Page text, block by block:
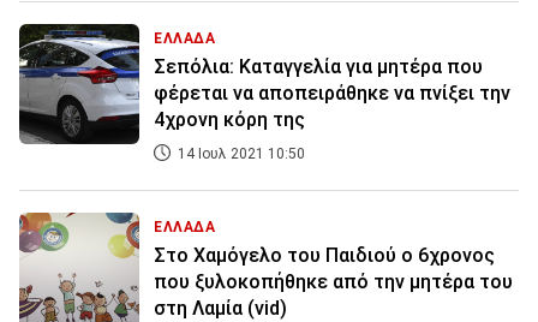
ΕΛΛΑΔΑ
Σεπόλια: Καταγγελία για μητέρα που
φέρεται να αποπειράθηκε να πνίξει την
4χρονη κόρη της
14 Ιουλ 2021 10:50
ΕΛΛΑΔΑ
Στο Χαμόγελο του Παιδιού ο 6χρονος
που ξυλοκοπήθηκε από την μητέρα του
στη Λαμία (vid)